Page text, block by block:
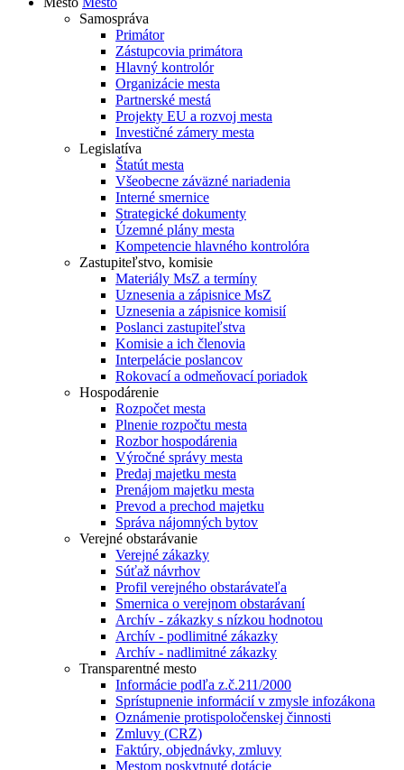
Samospráva
Primátor
Zástupcovia primátora
Hlavný kontrolór
Organizácie mesta
Partnerské mestá
Projekty EU a rozvoj mesta
Investičné zámery mesta
Legislatíva
Štatút mesta
Všeobecne záväzné nariadenia
Interné smernice
Strategické dokumenty
Územné plány mesta
Kompetencie hlavného kontrolóra
Zastupiteľstvo, komisie
Materiály MsZ a termíny
Uznesenia a zápisnice MsZ
Uznesenia a zápisnice komisií
Poslanci zastupiteľstva
Komisie a ich členovia
Interpelácie poslancov
Rokovací a odmeňovací poriadok
Hospodárenie
Rozpočet mesta
Plnenie rozpočtu mesta
Rozbor hospodárenia
Výročné správy mesta
Predaj majetku mesta
Prenájom majetku mesta
Prevod a prechod majetku
Správa nájomných bytov
Verejné obstarávanie
Verejné zákazky
Súťaž návrhov
Profil verejného obstarávateľa
Smernica o verejnom obstarávaní
Archív - zákazky s nízkou hodnotou
Archív - podlimitné zákazky
Archív - nadlimitné zákazky
Transparentné mesto
Informácie podľa z.č.211/2000
Sprístupnenie informácií v zmysle infozákona
Oznámenie protispoločenskej činnosti
Zmluvy (CRZ)
Faktúry, objednávky, zmluvy
Mestom poskytnuté dotácie